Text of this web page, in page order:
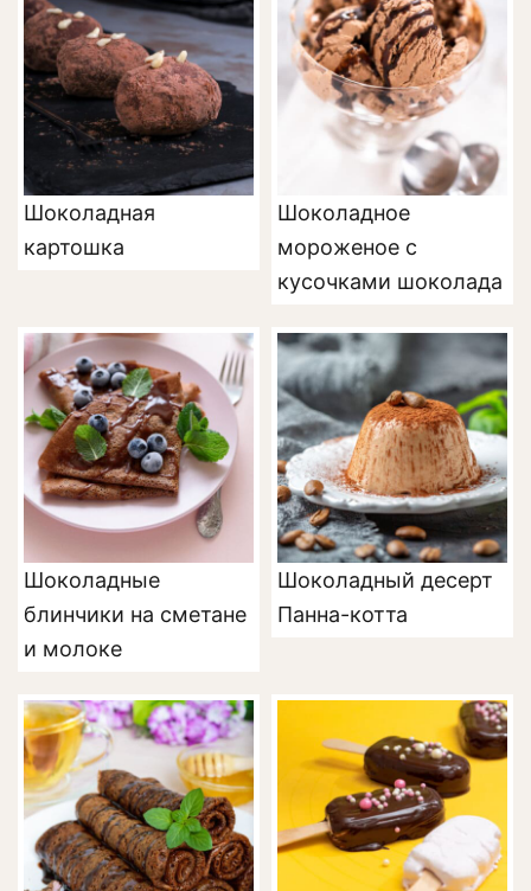
Шоколадная
картошка
Шоколадное
мороженое с
кусочками шоколада
Шоколадные
блинчики на сметане
и молоке
Шоколадный десерт
Панна-котта